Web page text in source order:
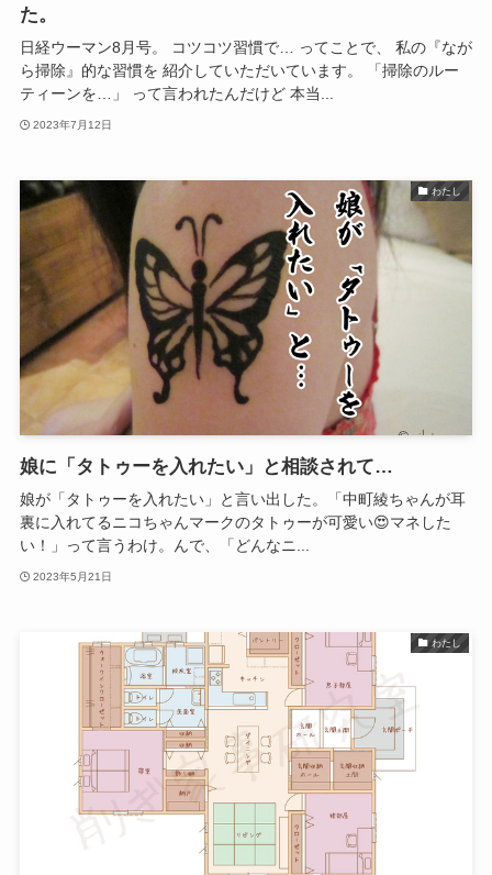
た。
日経ウーマン8月号。 コツコツ習慣で… ってことで、 私の『なが
ら掃除』的な習慣を 紹介していただいています。 「掃除のルー
ティーンを…」 って言われたんだけど 本当...
2023年7月12日
わたし
娘に「タトゥーを入れたい」と相談されて…
娘が「タトゥーを入れたい」と言い出した。「中町綾ちゃんが耳
裏に入れてるニコちゃんマークのタトゥーが可愛い😍マネした
い！」って言うわけ。んで、「どんなニ...
2023年5月21日
わたし